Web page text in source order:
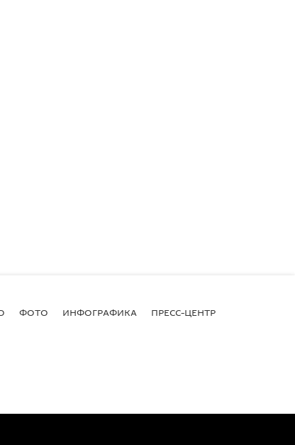
ФОТО ИНФОГРАФИКА ПРЕСС-ЦЕНТР